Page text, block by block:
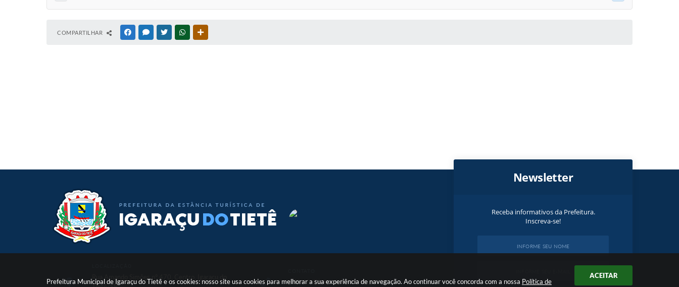
Prefeitura Municipal de Igaraçu do Tietê e os cookies: nosso site usa cookies para melhorar a sua experiência de navegação. Ao continuar você concorda com a nossa Política de
ACEITAR
COMPARTILHAR FACEBOOKMESSENGER
TWITTERWHATSAPP
gabinete@igaracudotiete.sp.gov.br
Newsletter
Receba informativos da Prefeitura.
Inscreva-se!